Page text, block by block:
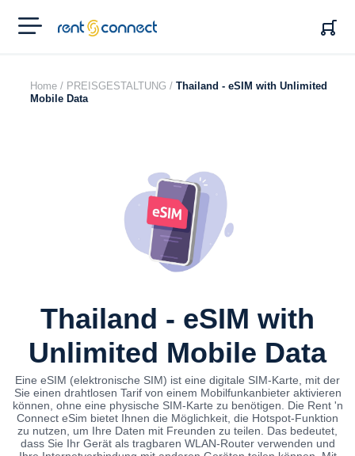
RENT'N
CONNECT
Home / PREISGESTALTUNG / Thailand - eSIM with Unlimited
Mobile Data
Thailand - eSIM with
Unlimited Mobile Data
Eine eSIM (elektronische SIM) ist eine digitale SIM-Karte, mit der
Sie einen drahtlosen Tarif von einem Mobilfunkanbieter aktivieren
können, ohne eine physische SIM-Karte zu benötigen. Die Rent 'n
Connect eSim bietet Ihnen die Möglichkeit, die Hotspot-Funktion
zu nutzen, um Ihre Daten mit Freunden zu teilen. Das bedeutet,
dass Sie Ihr Gerät als tragbaren WLAN-Router verwenden und